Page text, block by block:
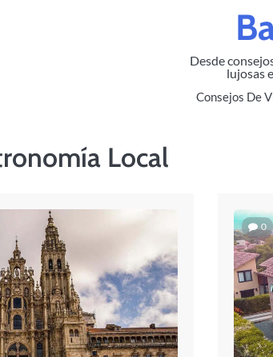
Desde
lujosas
Consejos De
Local
0